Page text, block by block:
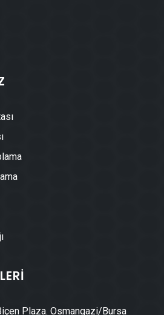
& Mobilya İmalatı
Kaplama Ustası
Çıtası Ustası
Yapımı
& Moloz Atımı
Plaza. Osmangazi/Bursa